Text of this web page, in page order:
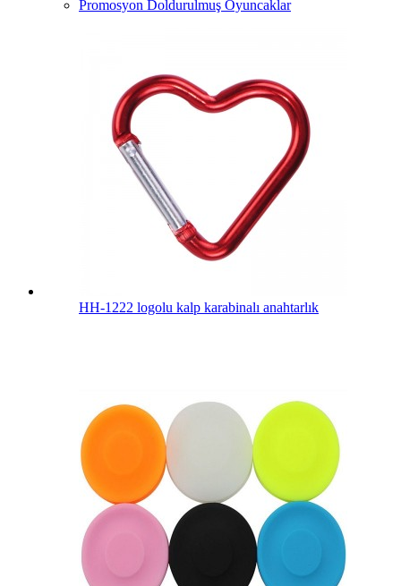
Promosyon Doldurulmuş Oyuncaklar
HH-1222 logolu kalp karabinalı anahtarlık